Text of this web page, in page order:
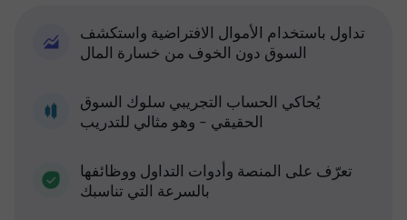
تداول باستخدام الأموال الافتراضية واستكشف
السوق دون الخوف من خسارة المال
يُحاكي الحساب التجريبي سلوك السوق
الحقيقي - وهو مثالي للتدريب
تعرّف على المنصة وأدوات التداول ووظائفها
بالسرعة التي تناسبك